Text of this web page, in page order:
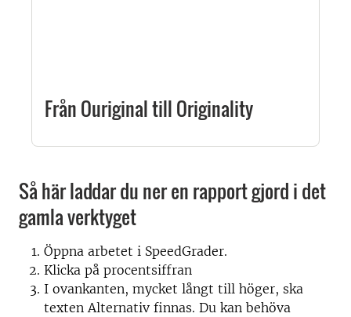
Från Ouriginal till Originality
Så här laddar du ner en rapport gjord i det
gamla verktyget
Öppna arbetet i SpeedGrader.
Klicka på procentsiffran
I ovankanten, mycket långt till höger, ska
texten Alternativ finnas. Du kan behöva